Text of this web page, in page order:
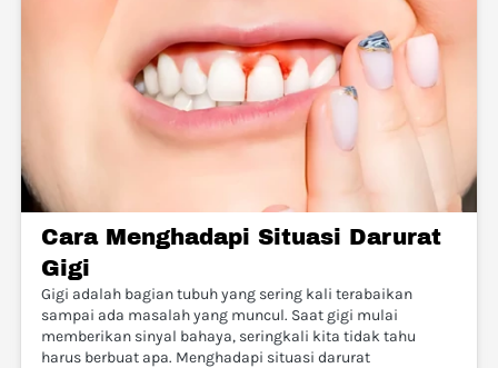
Cara Menghadapi Situasi Darurat
Gigi
Gigi adalah bagian tubuh yang sering kali terabaikan
sampai ada masalah yang muncul. Saat gigi mulai
memberikan sinyal bahaya, seringkali kita tidak tahu
harus berbuat apa. Menghadapi situasi darurat